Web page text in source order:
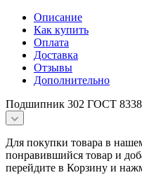
Описание
Как купить
Оплата
Доставка
Отзывы
Дополнительно
Подшипник 302 ГОСТ
Для покупки товара в
понравившийся товар и
перейдите в Корзину и